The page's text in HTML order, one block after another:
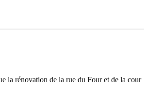
la rénovation de la rue du Four et de la cour